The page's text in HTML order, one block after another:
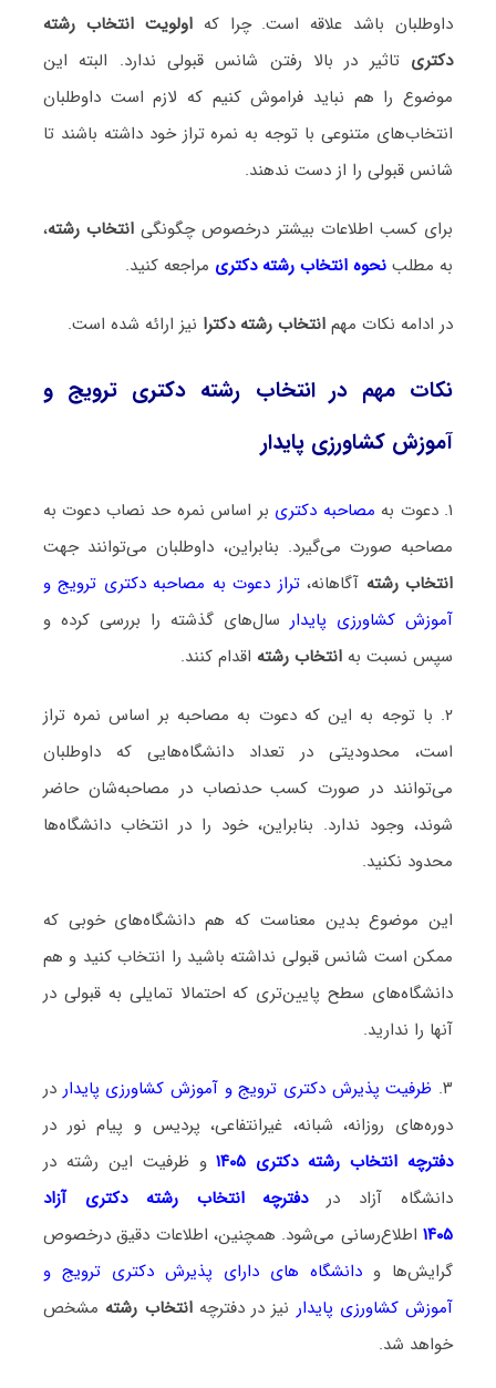
داوطلبان باشد علاقه است. چرا کهاولویت انتخاب رشته
دکتری تاثیر در بالا رفتن شانس قبولی ندارد. البته این
موضوع را هم نباید فراموش کنیم که لازم است داوطلبان
انتخاب‌های متنوعی با توجه به نمره تراز خود داشته باشند تا
شانس قبولی را از دست ندهند.
برای کسب اطلاعات بیشتر درخصوص چگونگی انتخاب رشته،
به مطلب نحوه انتخاب رشته دکتری مراجعه کنید.
در ادامه نکات مهم انتخاب رشته دکترا نیز ارائه شده است.
نکات مهم در انتخاب رشته دکتری ترویج و
آموزش کشاورزی پایدار
۱. دعوت به مصاحبه دکتری بر اساس نمره حد نصاب دعوت به
مصاحبه صورت می‌گیرد. بنابراین، داوطلبان می‌توانند جهت
انتخاب رشته آگاهانه،تراز دعوت به مصاحبه دکتری ترویج و
آموزش کشاورزی پایدار سال‌های گذشته را بررسی کرده و
سپس نسبت به انتخاب رشته اقدام کنند.
۲. با توجه به این که دعوت به مصاحبه بر اساس نمره تراز
است، محدودیتی در تعداد دانشگاه‌هایی که داوطلبان
می‌توانند در صورت کسب حدنصاب در مصاحبه‌شان حاضر
شوند، وجود ندارد. بنابراین، خود را در انتخاب دانشگاه‌ها
محدود نکنید.
این موضوع بدین معناست که هم دانشگاه‌های خوبی که
ممکن است شانس قبولی نداشته باشید را انتخاب کنید و هم
دانشگاه‌های سطح پایین‌تری که احتمالا تمایلی به قبولی در
آنها را ندارید.
۳. ظرفیت پذیرش دکتری ترویج و آموزش کشاورزی پایدار در
دوره‌های روزانه، شبانه، غیرانتفاعی، پردیس و پیام نور در
دفترچه انتخاب رشته دکتری ۱۴۰۵
و ظرفیت این رشته در
دانشگاه آزاد دردفترچه انتخاب رشته دکتری آزاد
۱۴۰۵ اطلاع‌رسانی می‌شود. همچنین، اطلاعات دقیق درخصوص
گرایش‌ها و دانشگاه‌ های دارای پذیرش دکتری ترویج و
آموزش کشاورزی پایدار نیز در دفترچهانتخاب رشته مشخص
خواهد شد.